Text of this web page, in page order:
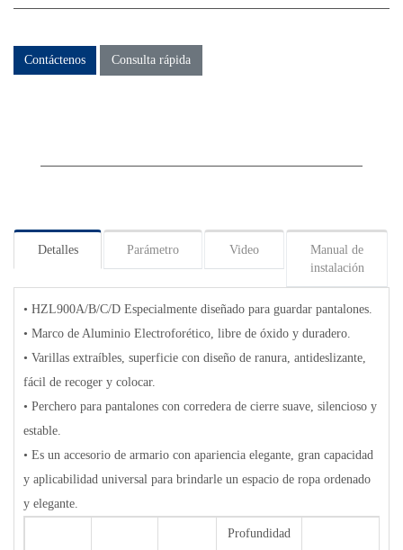
Contáctenos Consulta rápida
Detalles Parámetro Video
Manual de
instalación
• HZL900A/B/C/D Especialmente diseñado para guardar pantalones.
• Marco de Aluminio Electroforético, libre de óxido y duradero.
• Varillas extraíbles, superficie con diseño de ranura, antideslizante,
fácil de recoger y colocar.
• Perchero para pantalones con corredera de cierre suave, silencioso y
estable.
• Es un accesorio de armario con apariencia elegante, gran capacidad
y aplicabilidad universal para brindarle un espacio de ropa ordenado
y elegante.
Profundidad